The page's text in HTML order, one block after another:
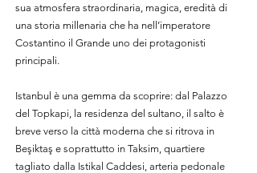
sua atmosfera straordinaria, magica, eredità di
una storia millenaria che ha nell’imperatore
Costantino il Grande uno dei protagonisti
principali.
Istanbul è una gemma da scoprire: dal Palazzo
del Topkapi, la residenza del sultano, il salto è
breve verso la città moderna che si ritrova in
Beşiktaş e soprattutto in Taksim, quartiere
tagliato dalla Istikal Caddesi, arteria pedonale